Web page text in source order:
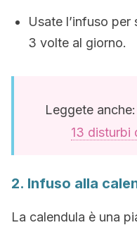
Usate l’infuso
3 volte al giorno.
Leggete anche:
13 disturbi
2. Infuso alla
La calendula è una